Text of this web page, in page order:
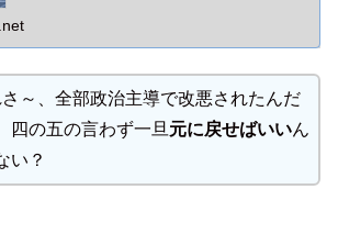
さ～、全部政治主導で改悪されたんだ
四の五の言わず一旦 元に戻せばいいん
い？